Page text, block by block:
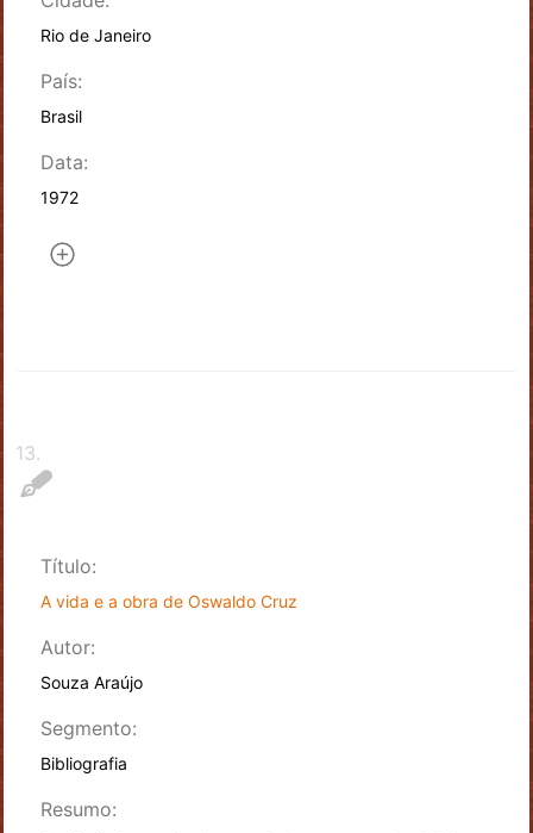
Rio de Janeiro
País:
Brasil
Data:
1972
13.
Título:
A vida e a obra de Oswaldo Cruz
Autor:
Souza Araújo
Segmento:
Bibliografia
Resumo: